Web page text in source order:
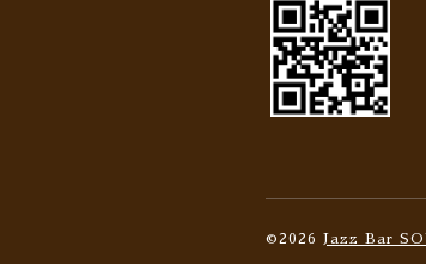
©2026 Jazz Bar